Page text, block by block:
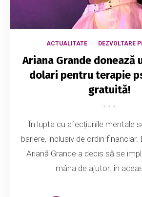
ACTUALITATE DEZVOLTARE
Ariana Grande donează
dolari pentru terapie
gratuită!
În lupta cu afecțiunile mentale
bariere, inclusiv de ordin
Ariană Grande a decis să se
mâna de ajutor: în